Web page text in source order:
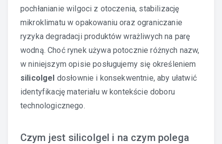
pochłanianie wilgoci z otoczenia, stabilizację
mikroklimatu w opakowaniu oraz ograniczanie
ryzyka degradacji produktów wrażliwych na parę
wodną. Choć rynek używa potocznie różnych nazw,
w niniejszym opisie posługujemy się określeniem
silicolgel dosłownie i konsekwentnie, aby ułatwić
identyfikację materiału w kontekście doboru
technologicznego.
Czym jest silicolgel i na czym polega